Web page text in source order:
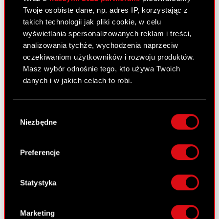
Twoje osobiste dane, np. adres IP, korzystając z
takich technologii jak pliki cookie, w celu
wyświetlania spersonalizowanych reklam i treści,
analizowania tychże, wychodzenia naprzeciw
oczekiwaniom użytkowników i rozwoju produktów.
Masz wybór odnośnie tego, kto używa Twoich
danych i w jakich celach to robi.
lokalizacji geograficznej z dokładnością nawet
Identyfikować Twoje urządzenie, aktywnie
analizując charakteryzującego je zbiory
palca)
osobiste dane są przetwarzane oraz ustaw własne
zgody
Niezbędne
Preferencje
Statystyka
Marketing
Raport bieżący nr 24/2010
28 maja 2010
PDF Zawarcie aneksu do umowy znaczącej
Raport bieżący nr 23/2010
27 maja 2010
PDF
Wybór biegłego rewidenta do badania
sprawozdań finansowych za 2010 rok